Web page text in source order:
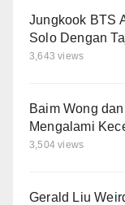
Jungkook BTS
Solo Dengan
3,643 views
Baim Wong
Mengalami
3,504 views
Gerald Liu